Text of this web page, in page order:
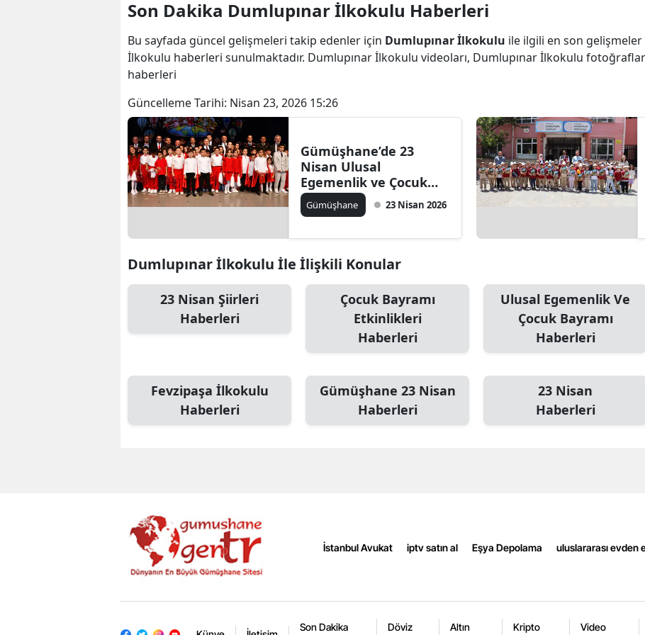
Bingöl
Burdur
Bursa
Çanakkale
Diyarbakır
Edirne
Erzincan
Isparta
Son Dakika Dumlupınar İlkokulu Haberleri
Bu sayfada güncel gelişmeleri takip edenler için Dumlupınar İlkokulu ile ilgili en son
İlkokulu haberleri sunulmaktadır. Dumlupınar İlkokulu videoları, Dumlupınar İlkokulu
haberleri
Güncelleme Tarihi: Nisan 23, 2026 15:26
Gümüşhane’de 23
Nisan Ulusal
Egemenlik ve Çocuk
Bayramı Törenlerle
Kutlandı
Gümüşhane 23 Nisan 2026
Dumlupınar İlkokulu İle İlişkili Konular
23 Nisan Şiirleri
Haberleri
Çocuk Bayramı
Etkinlikleri
Haberleri
Ulusal Egemenlik Ve
Çocuk Bayramı
Haberleri
Fevzipaşa İlkokulu
Haberleri
Gümüşhane 23 Nisan
Haberleri
23 Nisan
Haberleri
İstanbul Avukat iptv satın al Eşya Depolama uluslararası evden
Son Dakika
Döviz
Altın
Kripto
Video